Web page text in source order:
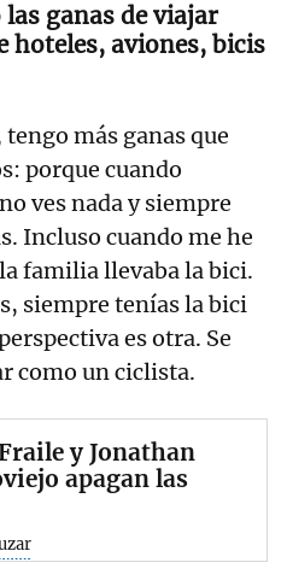
las ganas de viajar
hoteles, aviones, bicis
más ganas que
porque cuando
ves nada y siempre
Incluso cuando me he
familia llevaba la bici.
siempre tenías la bici
es otra. Se
como un ciclista.
y Jonathan
apagan las